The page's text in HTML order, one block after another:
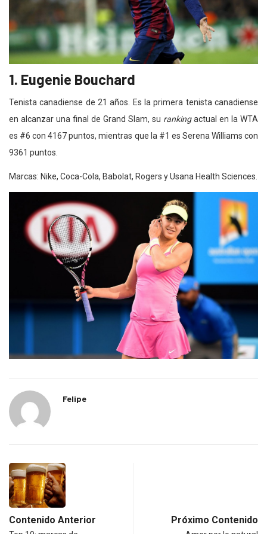
1. Eugenie Bouchard
Tenista canadiense de 21 años. Es la primera tenista canadiense
en alcanzar una final de Grand Slam, su rankingactual en la WTA
es #6 con 4167 puntos, mientras que la #1 es Serena Williams con
9361 puntos.
Marcas: Nike, Coca-Cola, Babolat, Rogers y Usana Health Sciences.
Felipe
Contenido Anterior Próximo Contenido